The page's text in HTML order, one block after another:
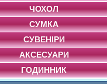
ЧОХОЛ
СУМКА
СУВЕНІРИ
АКСЕСУАРИ
ГОДИННИК